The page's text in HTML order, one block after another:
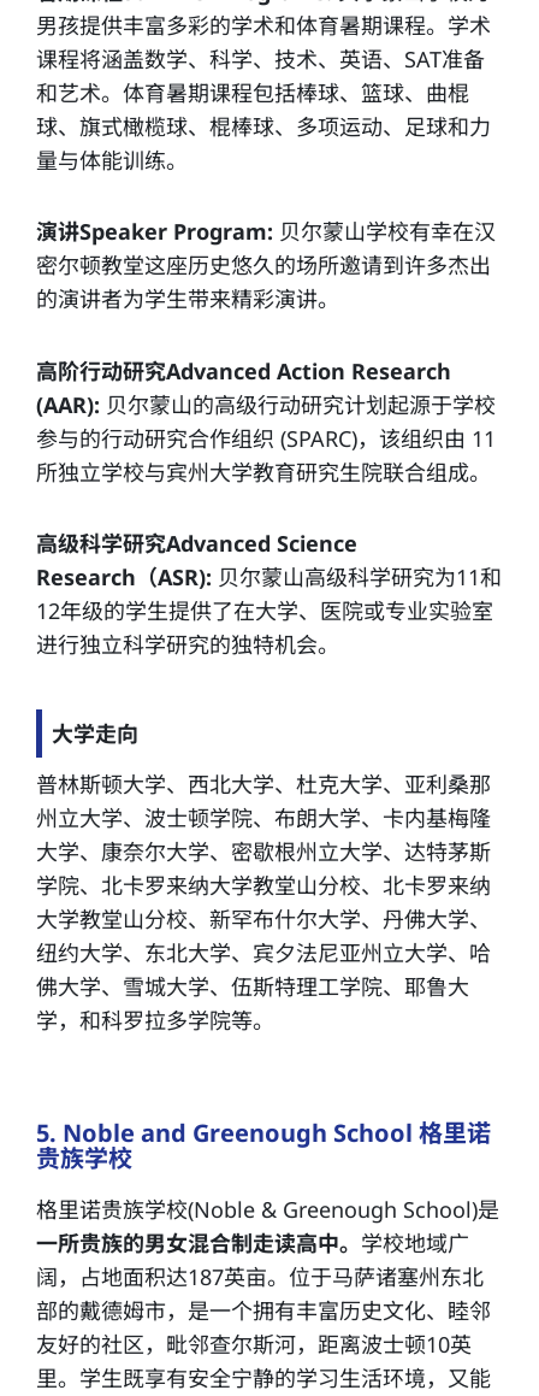
男孩提供丰富多彩的学术和体育暑期课程。学术
课程将涵盖数学、科学、技术、英语、SAT准备
和艺术。体育暑期课程包括棒球、篮球、曲棍
球、旗式橄榄球、棍棒球、多项运动、足球和力
量与体能训练。
演讲Speaker Program: 贝尔蒙山学校有幸在汉
密尔顿教堂这座历史悠久的场所邀请到许多杰出
的演讲者为学生带来精彩演讲。
高阶行动研究Advanced Action Research
(AAR): 贝尔蒙山的高级行动研究计划起源于学校
参与的行动研究合作组织 (SPARC)，该组织由 11
所独立学校与宾州大学教育研究生院联合组成。
高级科学研究Advanced Science
Research（ASR): 贝尔蒙山高级科学研究为11和
12年级的学生提供了在大学、医院或专业实验室
进行独立科学研究的独特机会。
大学走向
普林斯顿大学、西北大学、杜克大学、亚利桑那
州立大学、波士顿学院、布朗大学、卡内基梅隆
大学、康奈尔大学、密歇根州立大学、达特茅斯
学院、北卡罗来纳大学教堂山分校、北卡罗来纳
大学教堂山分校、新罕布什尔大学、丹佛大学、
纽约大学、东北大学、宾夕法尼亚州立大学、哈
佛大学、雪城大学、伍斯特理工学院、耶鲁大
学，和科罗拉多学院等。
5. Noble and Greenough School 格里诺
贵族学校
格里诺贵族学校(Noble & Greenough School)是
一所贵族的男女混合制走读高中。 学校地域广
阔，占地面积达187英亩。位于马萨诸塞州东北
部的戴德姆市，是一个拥有丰富历史文化、睦邻
友好的社区，毗邻查尔斯河，距离波士顿10英
里。学生既享有安全宁静的学习生活环境，又能